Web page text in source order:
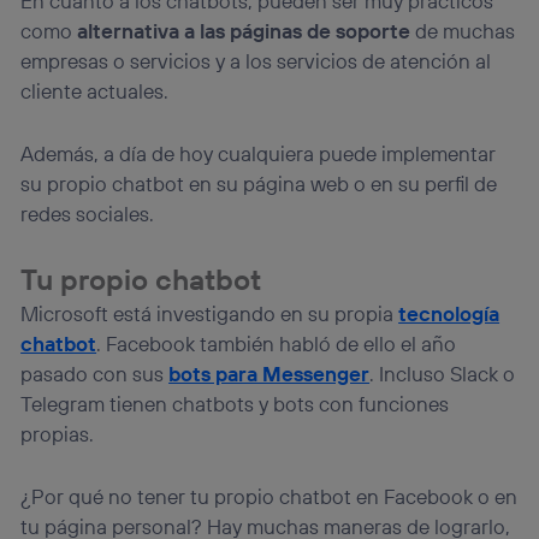
como alternativa a las páginas de soporte de muchas
empresas o servicios y a los servicios de atención al
cliente actuales.
Además, a día de hoy cualquiera puede implementar
su propio chatbot en su página web o en su perfil de
redes sociales.
Tu propio chatbot
Microsoft está investigando en su propiatecnología
chatbot. Facebook también habló de ello el año
pasado con sus bots para Messenger. Incluso Slack o
Telegram tienen chatbots y bots con funciones
propias.
¿Por qué no tener tu propio chatbot en Facebook o en
tu página personal? Hay muchas maneras de lograrlo,